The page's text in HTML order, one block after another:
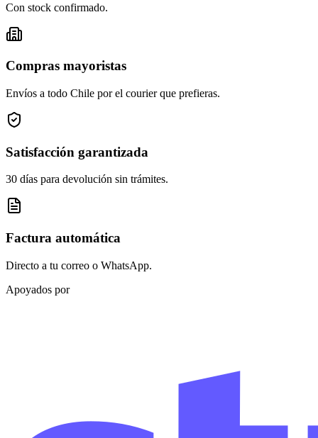
Con stock confirmado.
Compras mayoristas
Envíos a todo Chile por el courier que prefieras.
Satisfacción garantizada
30 días para devolución sin trámites.
Factura automática
Directo a tu correo o WhatsApp.
Apoyados por